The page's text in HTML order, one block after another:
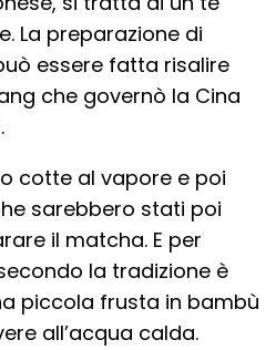
La preparazione di
essere fatta risalire
che governò la Cina
cotte al vapore e poi
sarebbero stati poi
il matcha. E per
la tradizione è
piccola frusta in bambù
all’acqua calda.